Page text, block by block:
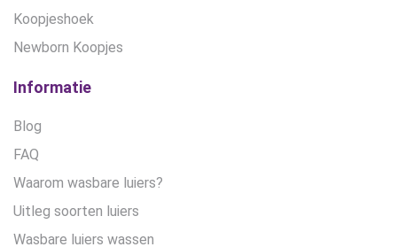
Koopjeshoek
Newborn Koopjes
Informatie
Blog
FAQ
Waarom wasbare luiers?
Uitleg soorten luiers
Wasbare luiers wassen